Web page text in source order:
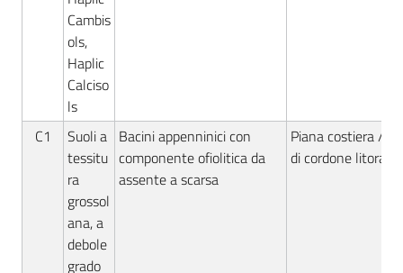
Cambis
ols,
Haplic
Calciso
ls
C1
Suoli a
tessitu
ra
grossol
ana, a
debole
grado
Bacini appenninici con
componente ofiolitica da
assente a scarsa
Piana costiera /
di cordone litorale